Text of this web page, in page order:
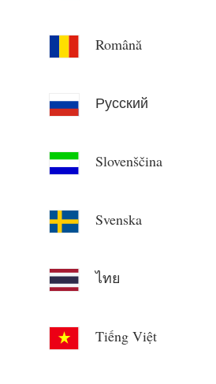
Română
Русский
Slovenščina
Svenska
ไทย
Tiếng Việt